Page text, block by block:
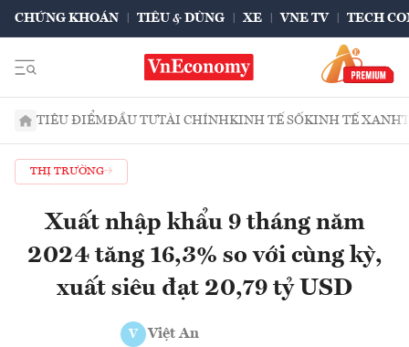
CHỨNG KHOÁN TIÊU & DÙNG XE VNE TV TECH
TIÊU ĐIỂMĐẦU TƯTÀI CHÍNHKINH TẾ SỐKINH TẾ XANH
THỊ TRƯỜNG
Xuất nhập khẩu 9 tháng năm
2024 tăng 16,3% so với cùng kỳ,
xuất siêu đạt 20,79 tỷ USD
V Việt An